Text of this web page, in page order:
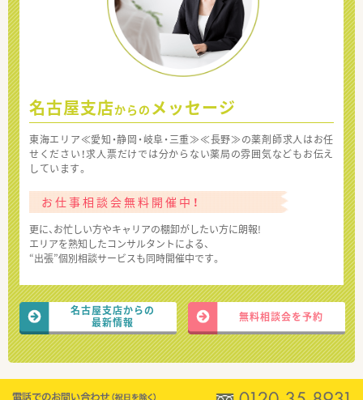
名古屋支店からの メッセージ
東海エリア≪愛知・静岡・岐阜・三重≫≪長野≫の薬剤師求人はお任
せください！求人票だけでは分からない薬局の雰囲気などもお伝え
しています。
お仕事相談会無料開催中！
更に、お忙しい方やキャリアの棚卸がしたい方に朗報!
エリアを熟知したコンサルタントによる、
“出張”個別相談サービスも同時開催中です。
名古屋支店からの
最新情報
無料相談会を予約